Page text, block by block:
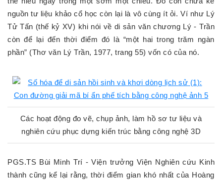
nguồn tư liệu khảo cổ học còn lại là vô cùng ít ỏi. Ví như Lý
Tử Tấn (thế kỷ XV) khi nói về di sản văn chương Lý - Trần
còn để lại đến thời điểm đó là “một hai trong trăm ngàn
phần” (Thơ văn Lý Trần, 1977, trang 55) vốn có của nó.
Các hoạt động đo vẽ, chụp ảnh, làm hồ sơ tư liệu và
nghiên cứu phục dựng kiến trúc bằng công nghệ 3D
PGS.TS Bùi Minh Trí - Viện trưởng Viện Nghiên cứu Kinh
thành cũng kể lại rằng, thời điểm gian khó nhất của Hoàng